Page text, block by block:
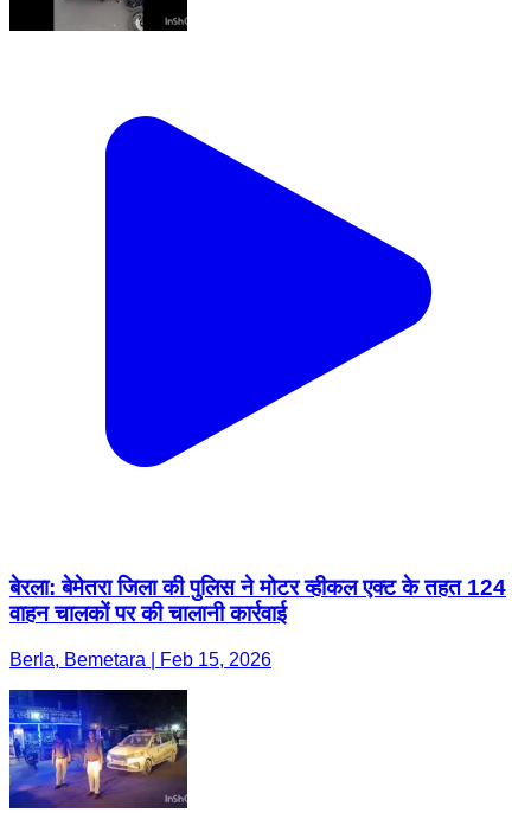
बेरला: बेमेतरा जिला की पुलिस ने मोटर व्हीकल एक्ट के तहत 124
वाहन चालकों पर की चालानी कार्रवाई
Berla, Bemetara | Feb 15, 2026